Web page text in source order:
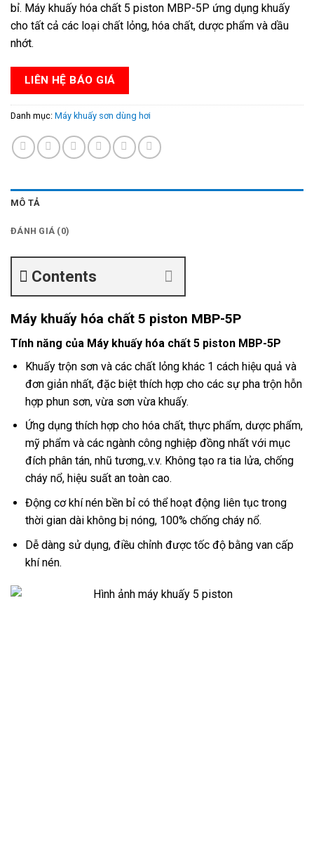
bỉ. Máy khuấy hóa chất 5 piston MBP-5P ứng dụng khuấy
cho tất cả các loại chất lỏng, hóa chất, dược phẩm và dầu
nhớt.
LIÊN HỆ BÁO GIÁ
Danh mục: Máy khuấy sơn dùng hơi
MÔ TẢ
ĐÁNH GIÁ (0)
Contents
Máy khuấy hóa chất 5 piston MBP-5P
Tính năng của Máy khuấy hóa chất 5 piston MBP-5P
Khuấy trộn sơn và các chất lỏng khác 1 cách hiệu quả và
đơn giản nhất, đặc biệt thích hợp cho các sự pha trộn hỗn
hợp phun sơn, vừa sơn vừa khuấy.
Ứng dụng thích hợp cho hóa chất, thực phẩm, dược phẩm,
mỹ phẩm và các ngành công nghiệp đồng nhất với mục
đích phân tán, nhũ tương,.v.v. Không tạo ra tia lửa, chống
cháy nổ, hiệu suất an toàn cao.
Động cơ khí nén bền bỉ có thể hoạt động liên tục trong
thời gian dài không bị nóng, 100% chống cháy nổ.
Dễ dàng sử dụng, điều chỉnh được tốc độ bằng van cấp
khí nén.